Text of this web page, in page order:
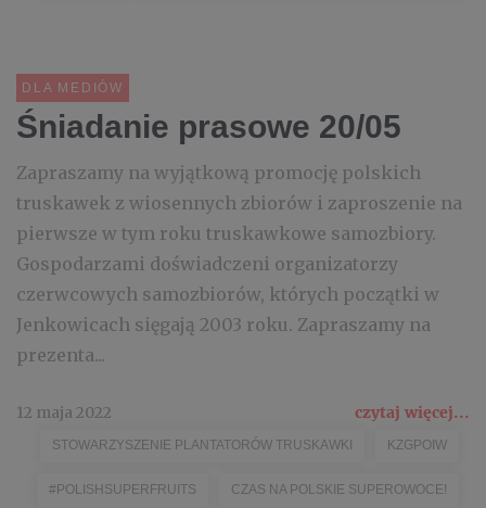
DLA MEDIÓW
Śniadanie prasowe 20/05
Zapraszamy na wyjątkową promocję polskich
truskawek z wiosennych zbiorów i zaproszenie na
pierwsze w tym roku truskawkowe samozbiory.
Gospodarzami doświadczeni organizatorzy
czerwcowych samozbiorów, których początki w
Jenkowicach sięgają 2003 roku. Zapraszamy na
prezenta...
12 maja 2022 czytaj więcej...
STOWARZYSZENIE PLANTATORÓW TRUSKAWKI KZGPOIW
#POLISHSUPERFRUITS CZAS NA POLSKIE SUPEROWOCE!